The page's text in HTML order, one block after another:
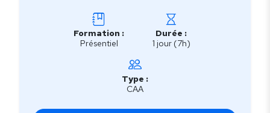
Formation :
Présentiel
Durée :
1 jour (7h)
Type :
CAA